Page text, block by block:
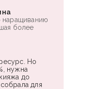
Но
нужна
до
для
наращиванию
более